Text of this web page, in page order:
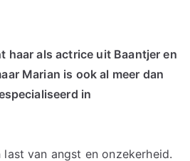
haar als actrice uit Baantjer en
Marian is ook al meer dan
in
van angst en onzekerheid.